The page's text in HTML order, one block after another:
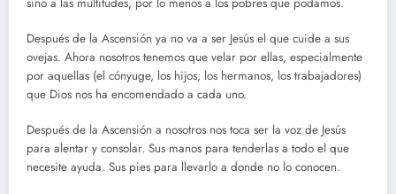
Después de la Ascensión ya no va a ser Jesús el que cuide a sus
ovejas. Ahora nosotros tenemos que velar por ellas, especialmente
por aquellas (el cónyuge, los hijos, los hermanos, los trabajadores)
que Dios nos ha encomendado a cada uno.
Después de la Ascensión a nosotros nos toca ser la voz de Jesús
para alentar y consolar. Sus manos para tenderlas a todo el que
necesite ayuda. Sus pies para llevarlo a donde no lo conocen.